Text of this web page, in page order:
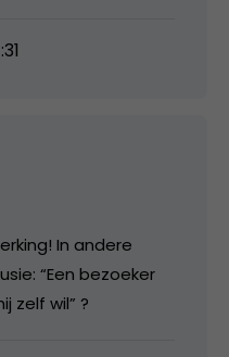
In andere
“Een bezoeker
zelf wil” ?